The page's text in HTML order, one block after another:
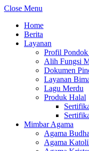
Close Menu
Home
Berita
Layanan
Profil Pondok
Alih Fungsi
Dokumen
Layanan
Lagu Merdu
Produk Halal
Mimbar Agama
Agama Budha
Agama